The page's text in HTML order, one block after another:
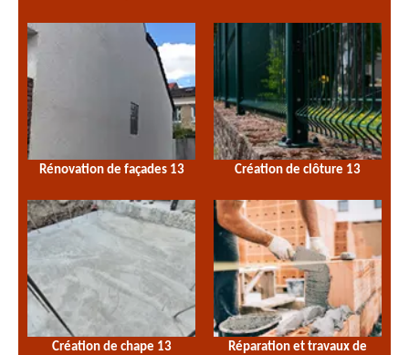
Rénovation de façades 13 Création de clôture 13
Création de chape 13
Réparation et travaux de